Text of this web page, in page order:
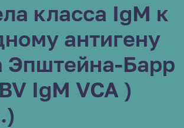
класса IgM к
антигену
Эпштейна-Барр
IgM VCA )